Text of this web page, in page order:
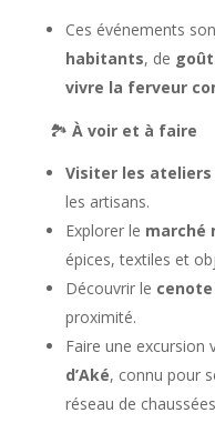
Ces événements
habitants, de
vivre la ferveur
🏞️ À voir et à faire
Visiter les ateliers
les artisans.
Explorer le marché
épices, textiles et
Découvrir le
proximité.
Faire une excursion
d’Aké, connu pour
réseau de